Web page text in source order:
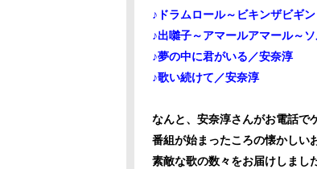
♪ドラムロール～ビキンザビギ
♪出囃子～アマールアマール～
♪夢の中に君がいる／安奈淳
♪歌い続けて／安奈淳
なんと、安奈淳さんがお電話で
番組が始まったころの懐かしい
素敵な歌の数々をお届けしまし